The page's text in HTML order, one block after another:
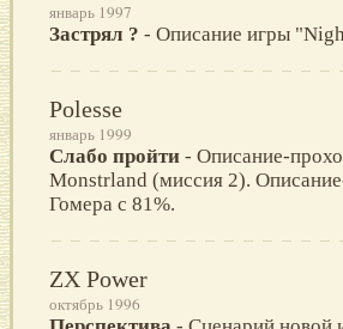
январь 1997
Застрял ? - Описание игры
Polesse
январь 1999
Слабо пройти - Описание-
Monstrland (миссия 2).
Гомера с 81%.
ZX Power
октябрь 1996